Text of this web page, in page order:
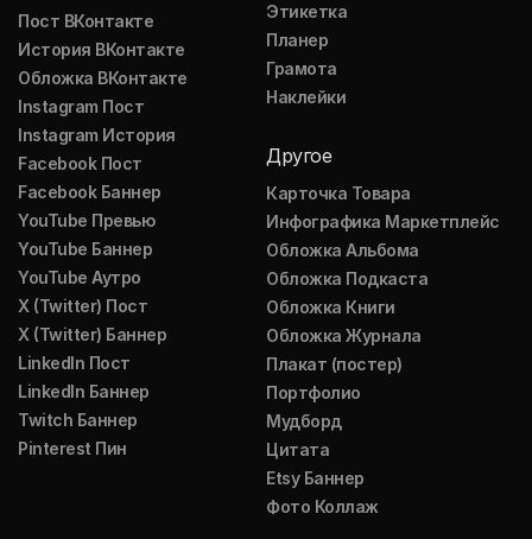
Пост ВКонтакте
История ВКонтакте
Обложка ВКонтакте
Instagram Пост
Instagram История
Facebook Пост
Facebook Баннер
YouTube Превью
YouTube Баннер
YouTube Аутро
X (Twitter) Пост
X (Twitter) Баннер
LinkedIn Пост
LinkedIn Баннер
Twitch Баннер
Pinterest Пин
Этикетка
Планер
Грамота
Наклейки
Другое
Карточка Товара
Инфографика Маркетплейс
Обложка Альбома
Обложка Подкаста
Обложка Книги
Обложка Журнала
Плакат (постер)
Портфолио
Мудборд
Цитата
Etsy Баннер
Фото Коллаж